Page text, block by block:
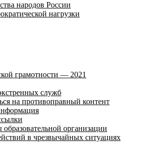
народов России
нагрузки
грамотности — 2021
служб
на противоправный контент
образовательной организации
в чрезвычайных ситуациях